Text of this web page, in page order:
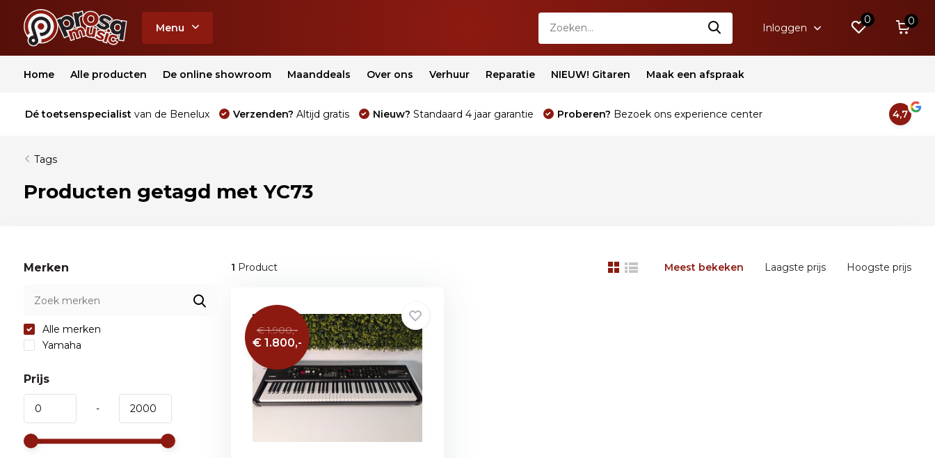
Menu Inloggen
0 0
Home Alle producten De online showroom Maanddeals Over ons Verhuur Reparatie NIEUW! Gitaren Maak een afspraak
Dé toetsenspecialist van de Benelux Verzenden? Altijd gratis Nieuw? Standaard 4 jaar garantie Proberen? Bezoek ons experience center 4,7
Tags
Producten getagd met YC73
Merken
Alle merken
Yamaha
Prijs
-
1 Product Meest bekeken Laagste prijs Hoogste prijs
€ 1.900,-
€ 1.800,-